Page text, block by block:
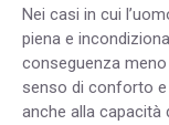
Nei casi in cui
piena e
conseguenza
senso di conforto e
anche alla capacità